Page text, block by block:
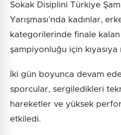
Sokak Disiplini Türkiye
Yarışması’nda kadınlar,
kategorilerinde finale
şampiyonluğu için
İki gün boyunca devam
sporcular, sergiledikleri
hareketler ve yüksek
etkiledi.